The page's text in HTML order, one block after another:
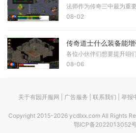
08-02
传奇道士什么装备能
08-06
关于有园开服网 | 广告服务 | 联系我们 | 举报
Copyright 2015-2026 ycdlxx.com All Rights
鄂ICP备2022013052